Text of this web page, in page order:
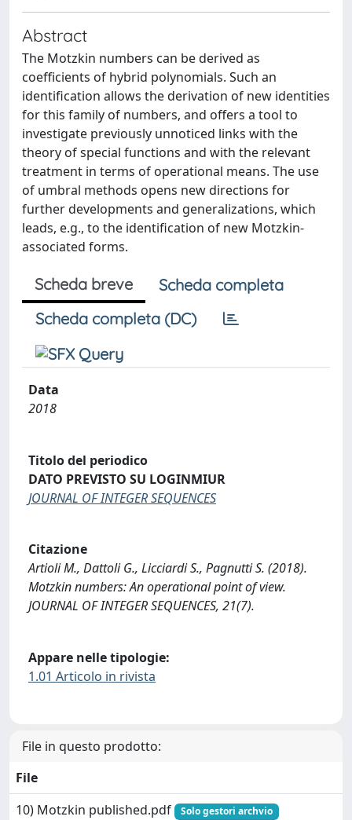
Abstract
The Motzkin numbers can be derived as
coefficients of hybrid polynomials. Such an
identification allows the derivation of new identities
for this family of numbers, and offers a tool to
investigate previously unnoticed links with the
theory of special functions and with the relevant
treatment in terms of operational means. The use
of umbral methods opens new directions for
further developments and generalizations, which
leads, e.g., to the identification of new Motzkin-
associated forms.
Scheda breve
Scheda completa
Scheda completa (DC)
Data
2018
Titolo del periodico
DATO PREVISTO SU LOGINMIUR
JOURNAL OF INTEGER SEQUENCES
Citazione
Artioli M., Dattoli G., Licciardi S., Pagnutti S. (2018).
Motzkin numbers: An operational point of view.
JOURNAL OF INTEGER SEQUENCES, 21(7).
Appare nelle tipologie:
1.01 Articolo in rivista
File in questo prodotto:
File
10) Motzkin published.pdf
Solo gestori archvio